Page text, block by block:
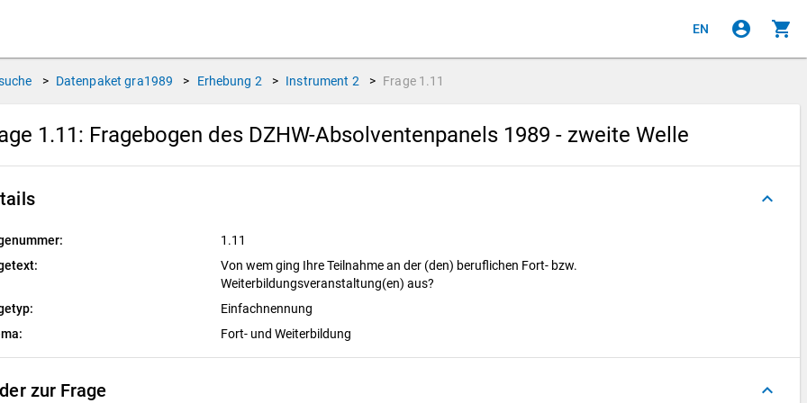
EN account_circle shopping_cart
> Datenpaket gra1989 > Erhebung 2 > Instrument 2 > Frage 1.11
1.11: Fragebogen des DZHW-Absolventenpanels 1989 - zweite Welle
keyboard_arrow_up
1.11
Von wem ging Ihre Teilnahme an der (den) beruflichen Fort- bzw.
Weiterbildungsveranstaltung(en) aus?
Einfachnennung
Fort- und Weiterbildung
zur Frage keyboard_arrow_up